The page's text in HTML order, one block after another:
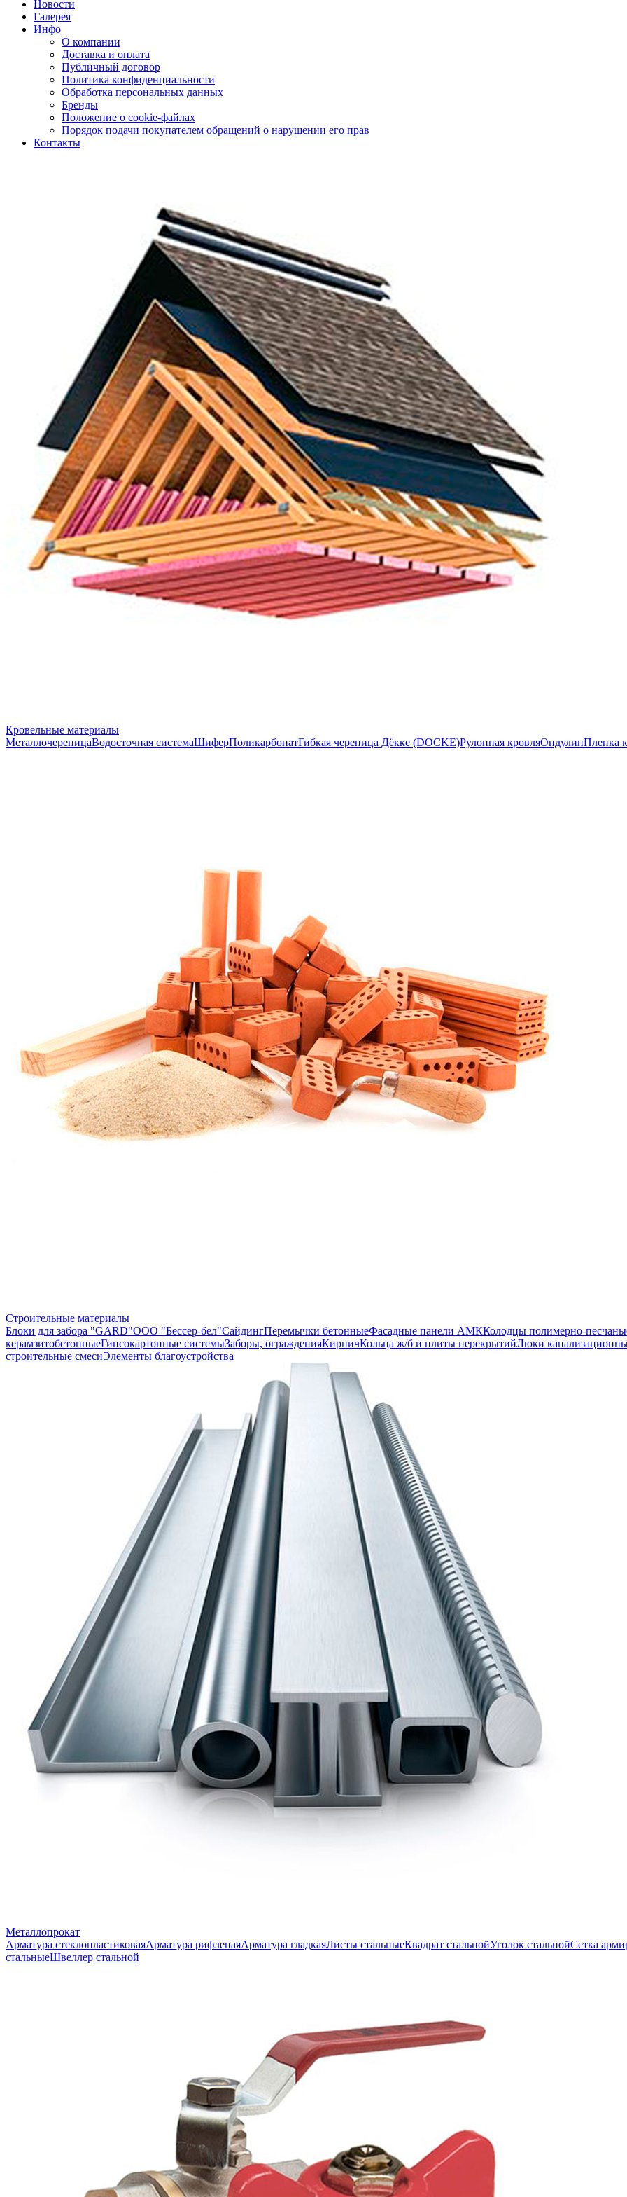
Новости
Галерея
Инфо
О компании
Доставка и оплата
Публичный договор
Политика конфиденциальности
Обработка персональных данных
Бренды
Положение о cookie-файлах
Порядок подачи покупателем обращений о нарушении его прав
Контакты
Кровельные материалы
МеталлочерепицаВодосточная системаШиферПоликарбонатГибкая черепица Дёкке (DOCKE)Рулонная кровляОндулинПленка
Строительные материалы
Блоки для забора "GARD"ООО "Бессер-бел"СайдингПеремычки бетонныеФасадные панели АМККолодцы полимерно-
керамзитобетонныеГипсокартонные системыЗаборы, огражденияКирпичКольца ж/б и плиты перекрытийЛюки
строительные смесиЭлементы благоустройства
Металлопрокат
Арматура стеклопластиковаяАрматура рифленаяАрматура гладкаяЛисты стальныеКвадрат стальнойУголок стальнойСетка
стальныеШвеллер стальной